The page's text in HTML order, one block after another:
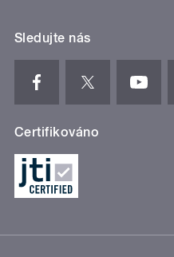
Sledujte nás
Certifikováno